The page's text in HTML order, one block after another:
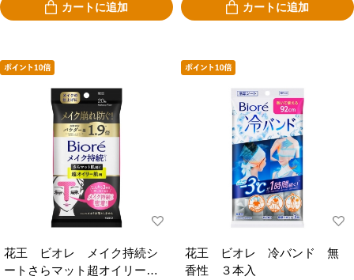
カートに追加 カートに追加
花王 ビオレ メイク持続シ
ートさらマット超オイリー
花王 ビオレ 冷バンド 無
香性 ３本入